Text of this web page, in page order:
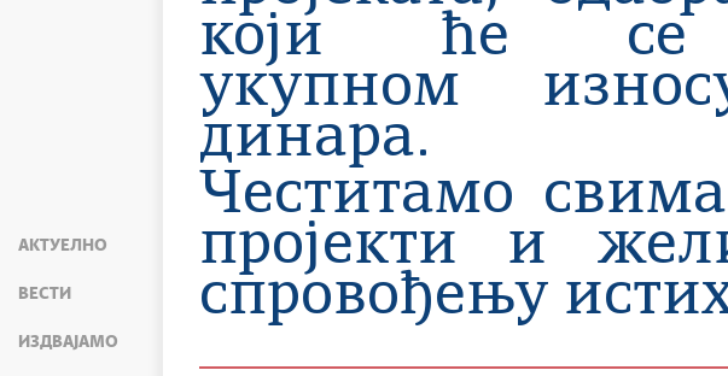
АКТУЕЛНО
ВЕСТИ
ИЗДВАЈАМО
који ће се
укупном
динара.
Честитамо
пројекти и
спровођењу